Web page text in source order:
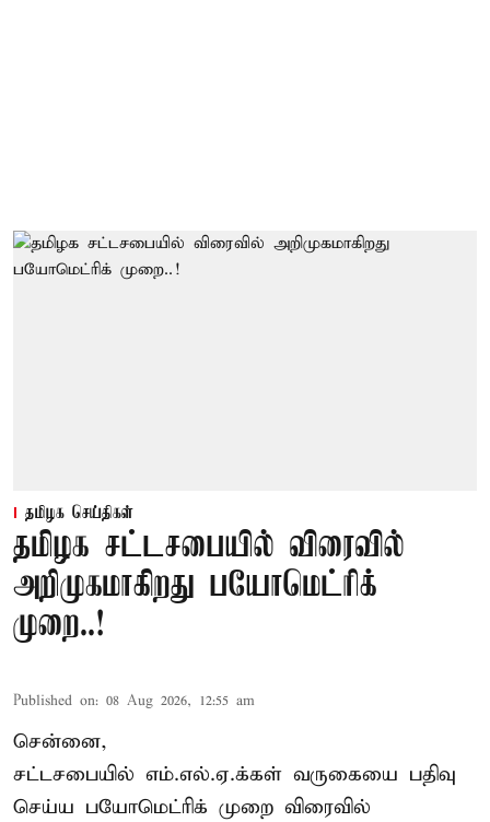
தமிழக செய்திகள்
தமிழக சட்டசபையில் விரைவில்
அறிமுகமாகிறது பயோமெட்ரிக்
முறை..!
Published on: 08 Aug 2026, 12:55 am
சென்னை,
சட்டசபையில் எம்.எல்.ஏ.க்கள் வருகையை பதிவு
செய்ய பயோமெட்ரிக் முறை விரைவில்